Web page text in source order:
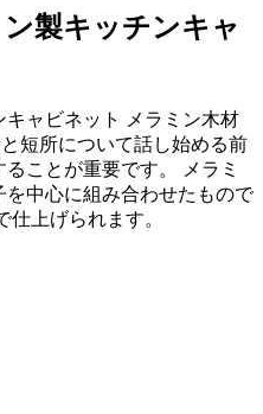
製キッチンキャ
ャビネット メラミン木材
短所について話し始める前
ことが重要です。 メラミ
中心に組み合わせたもので
上げられます。